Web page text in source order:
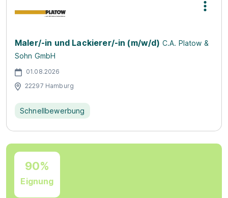
Maler/-in und Lackierer/-in (m/w/d) C.A. Platow &
Sohn GmbH
01.08.2026
22297 Hamburg
Schnellbewerbung
90%
Eignung